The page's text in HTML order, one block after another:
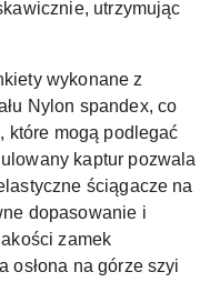
utrzymując
wykonane z
Nylon spandex, co
które mogą podlegać
kaptur pozwala
ściągacze na
dopasowanie i
zamek
osłona na górze szyi